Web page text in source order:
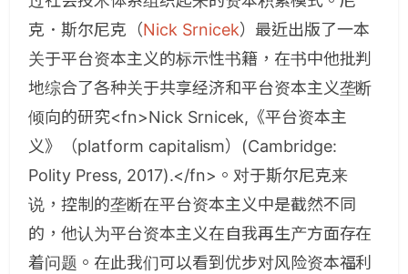
克．斯尔尼克（Nick Srnicek）最近出版了一本
关于平台资本主义的标示性书籍，在书中他批判
地综合了各种关于共享经济和平台资本主义垄断
倾向的研究<fn>Nick Srnicek,《平台资本主
义》（platform capitalism）(Cambridge:
Polity Press, 2017).</fn>。对于斯尔尼克来
说，控制的垄断在平台资本主义中是截然不同
的，他认为平台资本主义在自我再生产方面存在
着问题。在此我们可以看到优步对风险资本福利